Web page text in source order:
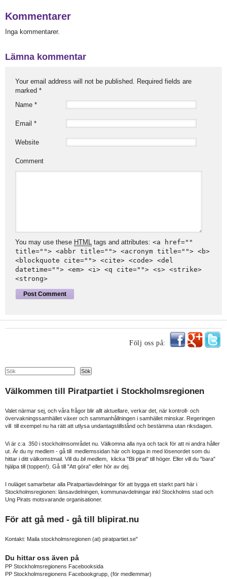
Kommentarer
Inga kommentarer.
Lämna kommentar
Your email address will not be published. Required fields are
marked *
Name *
Email *
Website
Comment
You may use these HTML tags and attributes: <a href=""
title=""> <abbr title=""> <acronym title=""> <b>
<blockquote cite=""> <cite> <code> <del
datetime=""> <em> <i> <q cite=""> <s> <strike>
<strong>
Följ oss på:
Search Sök
Välkommen till Piratpartiet i Stockholmsregionen
Valet närmar sej, och våra frågor blir allt aktuellare, verkar det, när kontroll- och
övervakningssamhället växer och sammanhållningen i samhället minskar. Regeringen
vill till exempel nu ha rätt att utlysa undantagstillstånd och bestämma utan riksdagen.
Vi är c:a 350 i stockholmsområdet nu. Välkomna alla nya och tack för att ni andra håller
ut. Är du ny medlem - gå till medlemssidan här och logga in med lösenordet som du
hittar i ditt välkomstmail. Vill du blimedlem, klicka "Bli pirat" till höger. Eller vill du "bara"
hjälpa till (toppen!). Gå till "Att göra" eller hör av dej.
I nuläget samarbetar alla Piratpartiavdelningar för att bygga ett starkt parti här i
Stockholmsregionen: länsavdelningen, kommunavdelningar inkl Stockholms stad och
Ung Pirats motsvarande organisationer.
För att gå med - gå till blipirat.nu
Kontakt: Maila stockholmsregionen (at) piratpartiet.se"
Du hittar oss även på
PP Stockholmsregionens Facebooksida
PP Stockholmsregionens Facebookgrupp , (för medlemmar)